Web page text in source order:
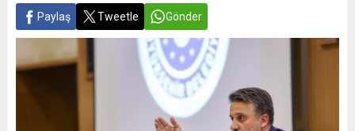
Paylaş Tweetle Gönder